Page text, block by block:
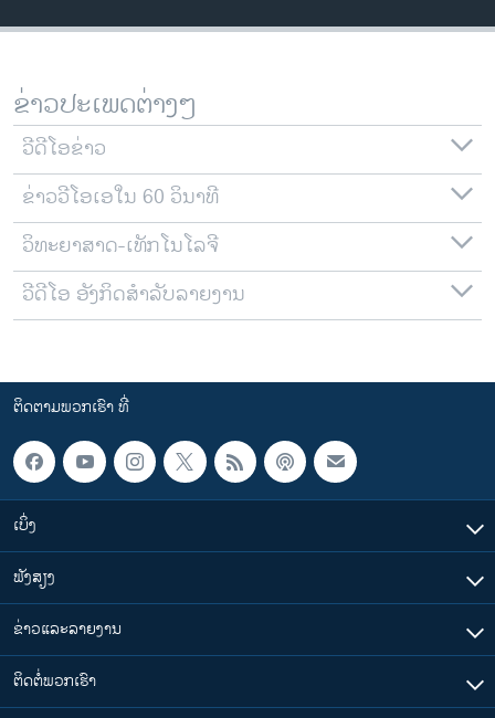
ຂ່າວປະເພດຕ່າງໆ
ວີດີໂອຂ່າວ
ຂ່າວວີໂອເອໃນ 60 ວິນາທີ
ວິທະຍາສາດ-ເທັກໂນໂລຈີ
ວີດີໂອ ອັງກິດສຳລັບລາຍງານ
ຕິດຕາມພວກເຮົາ ທີ່
ເບິ່ງ
ຟັງສຽງ
ຂ່າວແລະລາຍງານ
ຕິດຕໍ່ພວກເຮົາ